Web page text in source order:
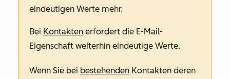
eindeutigen Werte mehr.
Bei Kontakten erfordert die E-Mail-
Eigenschaft weiterhin eindeutige Werte.
Wenn Sie bei bestehenden Kontakten deren